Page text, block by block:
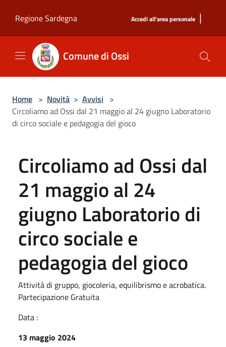
Regione Sardegna
Accedi all'area personale |
Comune di Ossi
Home > Novità > Avvisi >
Circoliamo ad Ossi dal 21 maggio al 24 giugno Laboratorio
di circo sociale e pedagogia del gioco
Circoliamo ad Ossi dal
21 maggio al 24
giugno Laboratorio di
circo sociale e
pedagogia del gioco
Attività di gruppo, giocoleria, equilibrismo e acrobatica.
Partecipazione Gratuita
Data :
13 maggio 2024